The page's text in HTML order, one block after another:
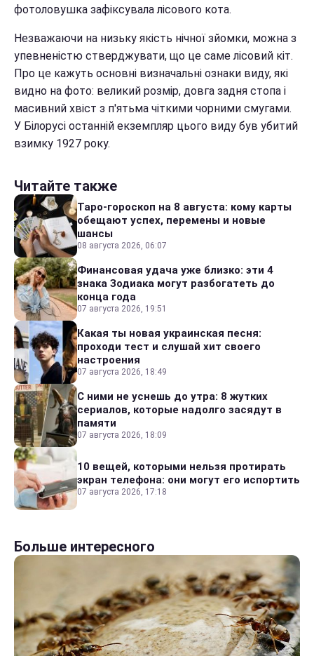
фотоловушка зафіксувала лісового кота.
Незважаючи на низьку якість нічної зйомки, можна з
упевненістю стверджувати, що це саме лісовий кіт.
Про це кажуть основні визначальні ознаки виду, які
видно на фото: великий розмір, довга задня стопа і
масивний хвіст з п'ятьма чіткими чорними смугами.
У Білорусі останній екземпляр цього виду був убитий
взимку 1927 року.
Читайте также
Таро-гороскоп на 8 августа: кому карты
обещают успех, перемены и новые
шансы
08 августа 2026, 06:07
Финансовая удача уже близко: эти 4
знака Зодиака могут разбогатеть до
конца года
07 августа 2026, 19:51
Какая ты новая украинская песня:
проходи тест и слушай хит своего
настроения
07 августа 2026, 18:49
С ними не уснешь до утра: 8 жутких
сериалов, которые надолго засядут в
памяти
07 августа 2026, 18:09
10 вещей, которыми нельзя протирать
экран телефона: они могут его испортить
07 августа 2026, 17:18
Больше интересного